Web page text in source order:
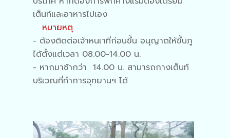
เต็นท์และอาหารไปเอง
หมายหตุ
- ต้องติดต่อเจ้าหนเาที่ก่อนขึ้น อนุญาตให้ขึ้นภู
ได้ตั้งแต่เวลา 08.00-14.00 น.
- หากมาช้ากว่า 14.00 น. สามารถกางเต็นท์
บริเวณที่ทำการอุทยานฯ ได้